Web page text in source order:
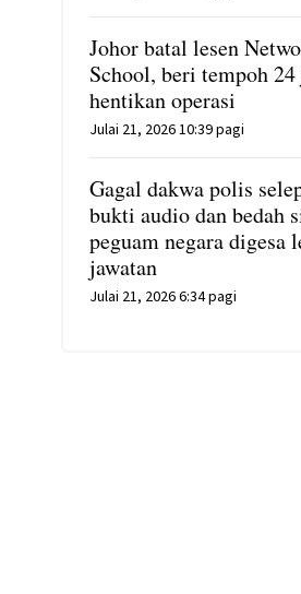
Johor batal lesen
School, beri tempoh
hentikan operasi
Julai 21, 2026 10:39 pagi
Gagal dakwa polis
bukti audio dan bedah
peguam negara digesa
jawatan
Julai 21, 2026 6:34 pagi